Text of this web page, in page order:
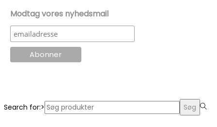
Modtag vores nyhedsmail
Search for:> Søg